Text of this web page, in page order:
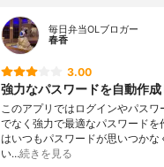
毎日弁当OLブロガー
春香
3.00
強力なパスワードを自動作
このアプリではログインやパスワ
でなく強力で最適なパスワード
はいつもパスワードが思いつか
い…続きを見る